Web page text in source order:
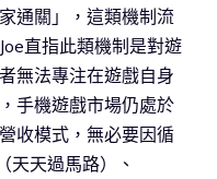
通關」，這類機制流
直指此類機制是對遊
無法專注在遊戲自身
手機遊戲市場仍處於
收模式，無必要因循
天天過馬路）、